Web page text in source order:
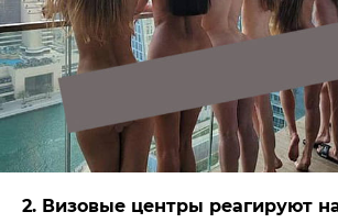
2. Визовые центры реагируют